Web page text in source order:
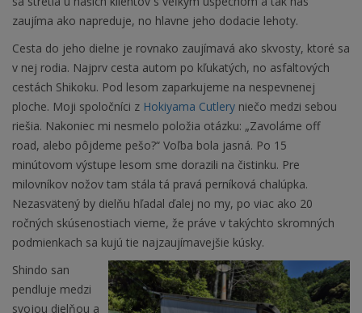
zaujíma ako napreduje, no hlavne jeho dodacie lehoty.
Cesta do jeho dielne je rovnako zaujímavá ako skvosty, ktoré sa
v nej rodia. Najprv cesta autom po kľukatých, no asfaltových
cestách Shikoku. Pod lesom zaparkujeme na nespevnenej
ploche. Moji spoločníci z Hokiyama Cutlery niečo medzi sebou
riešia. Nakoniec mi nesmelo položia otázku: „Zavoláme off
road, alebo pôjdeme pešo?“ Voľba bola jasná. Po 15
minútovom výstupe lesom sme dorazili na čistinku. Pre
milovníkov nožov tam stála tá pravá perníková chalúpka.
Nezasvätený by dielňu hľadal ďalej no my, po viac ako 20
ročných skúsenostiach vieme, že práve v takýchto skromných
podmienkach sa kujú tie najzaujímavejšie kúsky.
Shindo san
pendluje medzi
svojou dielňou a